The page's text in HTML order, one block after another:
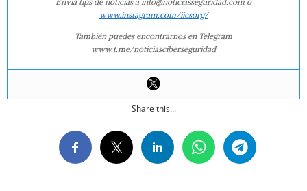
www.instagram.com/iicsorg/
También puedes encontrarnos en Telegram
www.t.me/noticiasciberseguridad
Share this...